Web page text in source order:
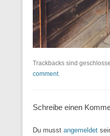
Trackbacks sind
comment.
Schreibe einen
Du musst angemeldet